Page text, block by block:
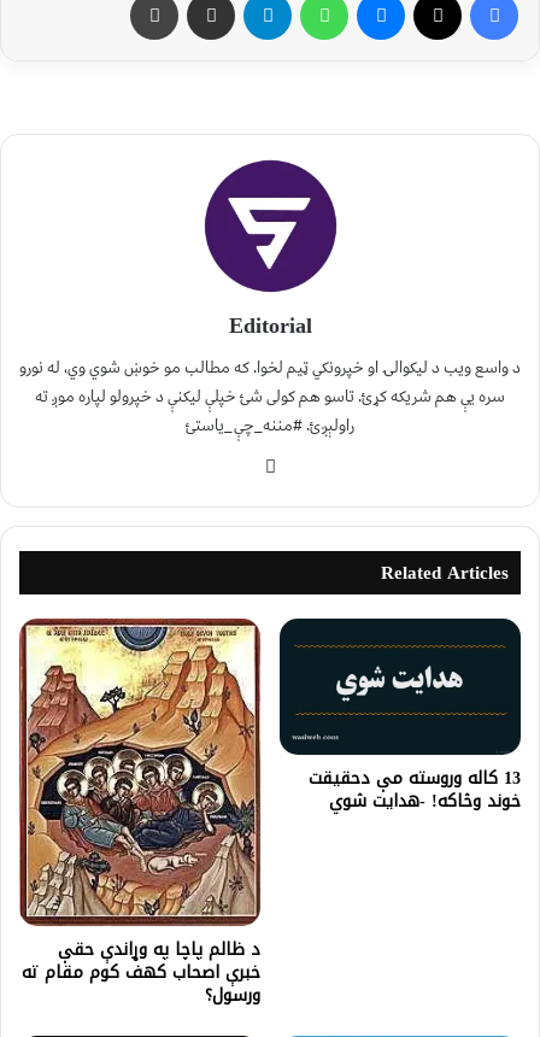
Editorial
د واسع ویب د لیکوالۍ او خپرونکي ټیم لخوا. که مطالب مو خوښ شوي وي، له نورو
سره یې هم شریکه کړئ. تاسو هم کولی شئ خپلې لیکنې د خپرولو لپاره موږ ته
راولېږئ. #مننه_چې_یاستئ
Related Articles
13 كاله وروسته مې دحقيقت
خوند وڅاكه! -هدایت شوي
د ظالم پاچا په وړاندې حقې
خبرې اصحاب کهف کوم مقام ته
ورسول؟